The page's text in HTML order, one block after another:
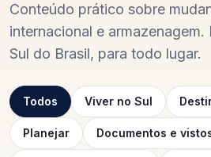
Conteúdo prático sobre
internacional e armazenagem.
Sul do Brasil, para todo lugar.
Todos Viver no Sul
Planejar Documentos e